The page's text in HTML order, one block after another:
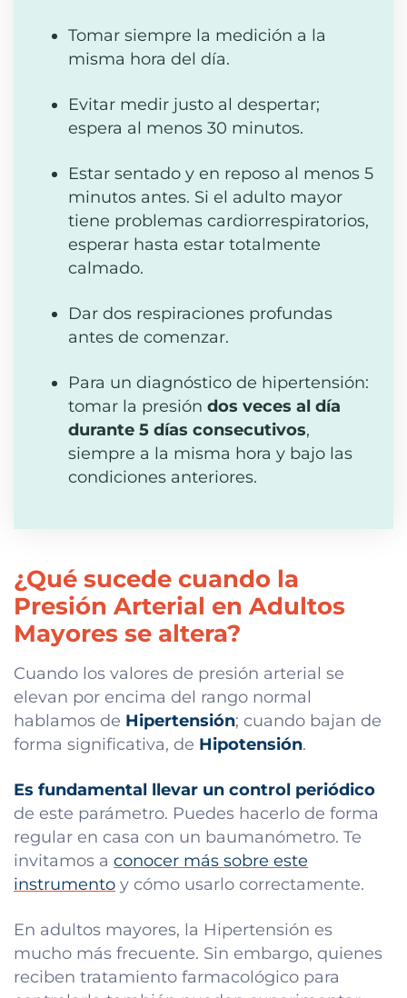
Tomar siempre la medición a la
misma hora del día.
Evitar medir justo al despertar;
espera al menos 30 minutos.
Estar sentado y en reposo al menos 5
minutos antes. Si el adulto mayor
tiene problemas cardiorrespiratorios,
esperar hasta estar totalmente
calmado.
Dar dos respiraciones profundas
antes de comenzar.
Para un diagnóstico de hipertensión:
tomar la presión dos veces al día
durante 5 días consecutivos,
siempre a la misma hora y bajo las
condiciones anteriores.
¿Qué sucede cuando la
Presión Arterial en Adultos
Mayores se altera?
Cuando los valores de presión arterial se
elevan por encima del rango normal
hablamos de Hipertensión; cuando bajan de
forma significativa, de Hipotensión.
Es fundamental llevar un control periódico
de este parámetro. Puedes hacerlo de forma
regular en casa con un baumanómetro. Te
invitamos a conocer más sobre este
instrumento y cómo usarlo correctamente.
En adultos mayores, la Hipertensión es
mucho más frecuente. Sin embargo, quienes
reciben tratamiento farmacológico para